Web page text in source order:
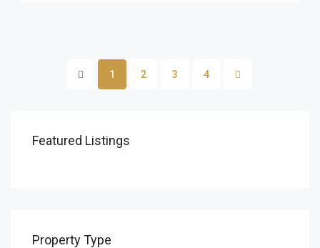
1 2 3 4
Featured Listings
Property Type